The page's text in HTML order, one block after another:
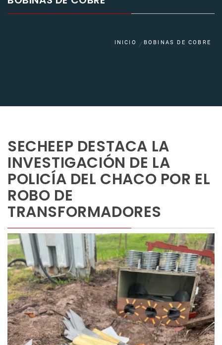
INICIO BOBINAS DE COBRE
SECHEEP DESTACA LA
INVESTIGACIÓN DE LA
POLICÍA DEL CHACO POR EL
ROBO DE
TRANSFORMADORES